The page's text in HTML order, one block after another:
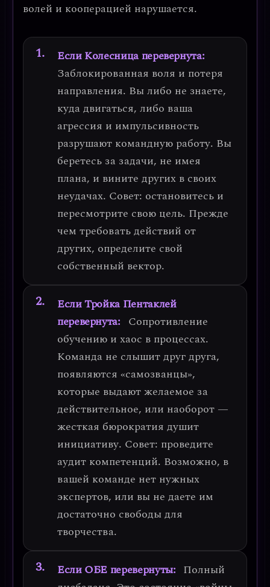
волей и кооперацией нарушается.
Если Колесница перевернута:
Заблокированная воля и потеря
направления. Вы либо не знаете,
куда двигаться, либо ваша
агрессия и импульсивность
разрушают командную работу. Вы
беретесь за задачи, не имея
плана, и вините других в своих
неудачах. Совет: остановитесь и
пересмотрите свою цель. Прежде
чем требовать действий от
других, определите свой
собственный вектор.
Если Тройка Пентаклей
перевернута: Сопротивление
обучению и хаос в процессах.
Команда не слышит друг друга,
появляются «самозванцы»,
которые выдают желаемое за
действительное, или наоборот —
жесткая бюрократия душит
инициативу. Совет: проведите
аудит компетенций. Возможно, в
вашей команде нет нужных
экспертов, или вы не даете им
достаточно свободы для
творчества.
Если ОБЕ перевернуты: Полный